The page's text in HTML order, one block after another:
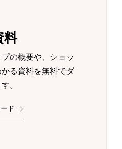
料
の概要や、ショッ
る資料を無料でダ
。
ド